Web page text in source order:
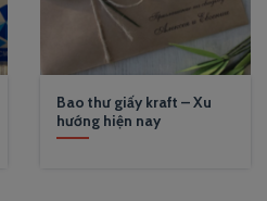
Bao thư giấy kraft – Xu
hướng hiện nay